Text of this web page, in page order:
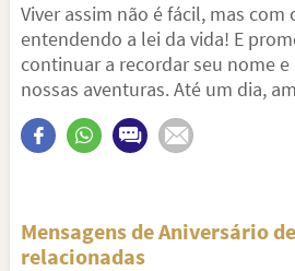
TODAS AS
Viver assim não é fácil, mas com
entendendo a lei da vida! E
continuar a recordar seu nome
nossas aventuras. Até um dia,
Mensagens de Aniversário
relacionadas